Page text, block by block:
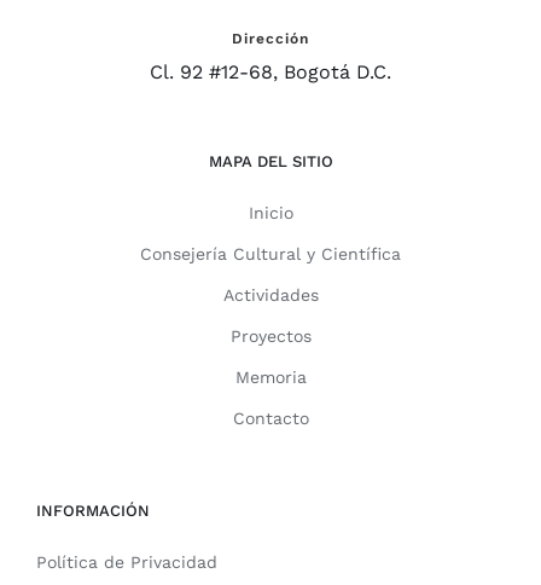
Dirección
Cl. 92 #12-68, Bogotá D.C.
MAPA DEL SITIO
Inicio
Consejería Cultural y Científica
Actividades
Proyectos
Memoria
Contacto
INFORMACIÓN
Política de Privacidad